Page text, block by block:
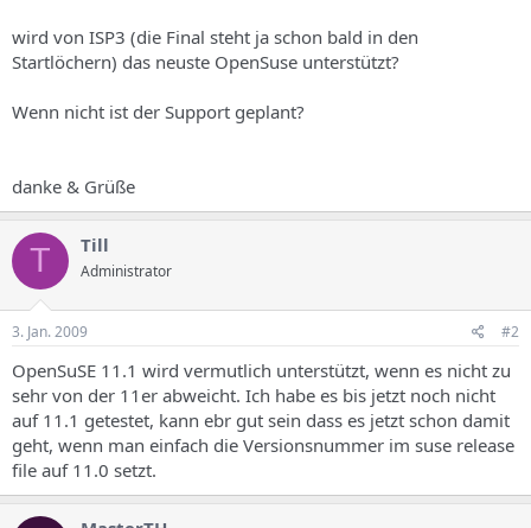
s
T
e
d
a
u
wird von ISP3 (die Final steht ja schon bald in den
Startlöchern) das neuste OpenSuse unterstützt?
Wenn nicht ist der Support geplant?
danke & Grüße
T Till
Administrator
3. Jan. 2009 #2
OpenSuSE 11.1 wird vermutlich unterstützt, wenn es nicht zu
sehr von der 11er abweicht. Ich habe es bis jetzt noch nicht
auf 11.1 getestet, kann ebr gut sein dass es jetzt schon damit
geht, wenn man einfach die Versionsnummer im suse release
file auf 11.0 setzt.